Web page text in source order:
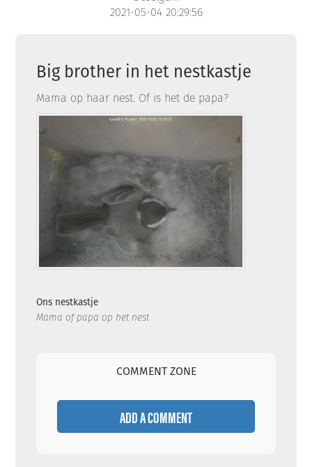
2021-05-04 20:29:56
Big brother in het nestkastje
Mama op haar nest. Of is het de papa?
Ons nestkastje
Mama of papa op het nest
COMMENT ZONE
ADD A COMMENT